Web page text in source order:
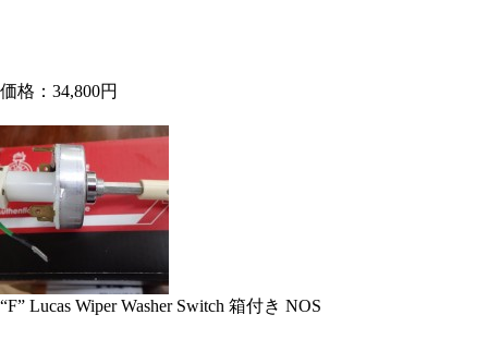
価格：34,800円
“F” Lucas Wiper Washer Switch 箱付き NOS